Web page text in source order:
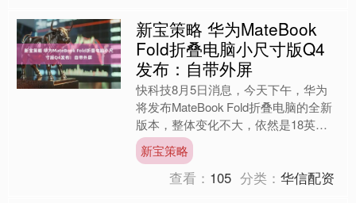
新宝策略 华为MateBook
Fold折叠电脑小尺寸版Q4
发布：自带外屏
快科技8月5日消息，今天下午，华为
将发布MateBook Fold折叠电脑的全新
版本，整体变化不大，依然是18英寸
超大屏。 值得注意的是，根据博主定
焦数码的爆料....
新宝策略
查看： 105 分类：华信配资